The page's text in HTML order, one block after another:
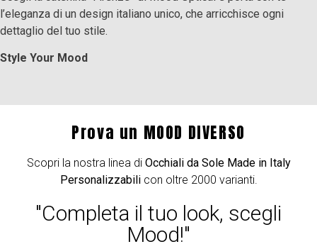
l’eleganza di un design italiano unico, che arricchisce ogni
dettaglio del tuo stile.
Style Your Mood
Prova un MOOD DIVERSO
Scopri la nostra linea di Occhiali da Sole Made in Italy
Personalizzabili con oltre 2000 varianti.
"Completa il tuo look, scegli
Mood!"